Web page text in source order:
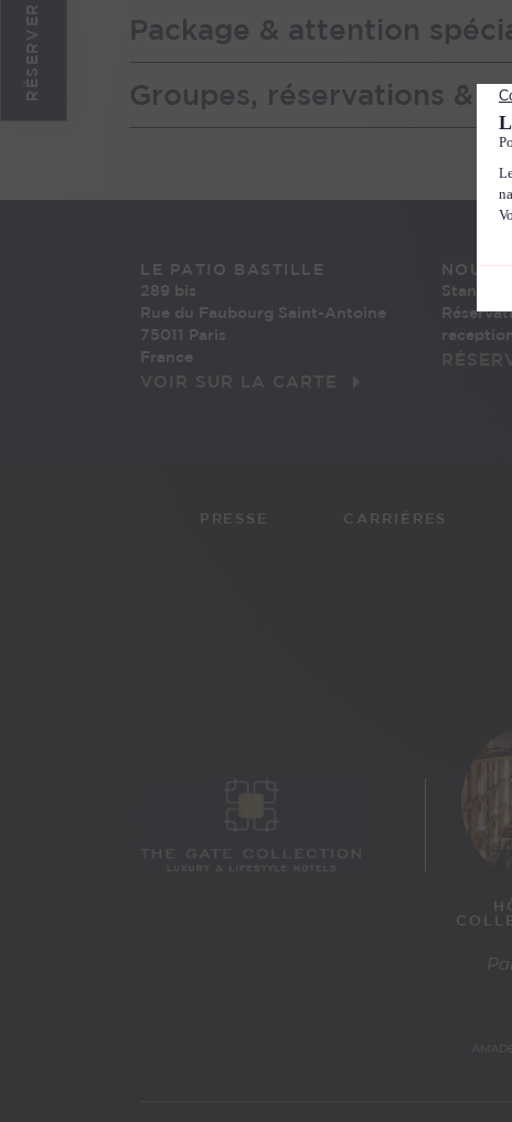
RÉSERVER Package & attention
Groupes, réservations &
LE PATIO BASTILLE
289 bis
Rue du Faubourg Saint-Antoine
75011 Paris
France
VOIR SUR LA CARTE
NOUS
Standard
PRESSE CARRIÉRES